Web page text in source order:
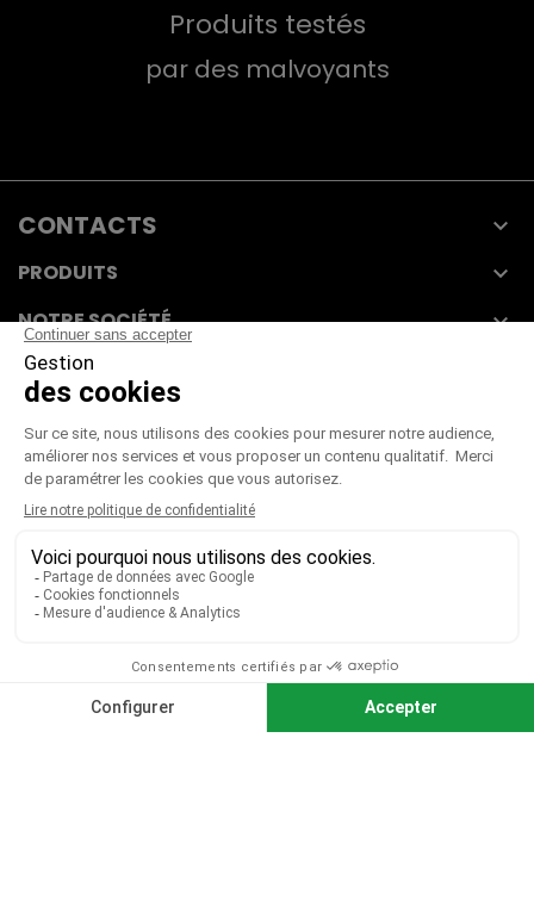
Produits testés
par des malvoyants
CONTACTS 
PRODUITS 
NOTRE SOCIÉTÉ 
VOTRE COMPTE
CGV|CGU |Mentions légales
Paiement sécurisé
Télécharger notre catalogue
© 2026 TOUS DROITS RÉSERVÉS MIEUX VOIR